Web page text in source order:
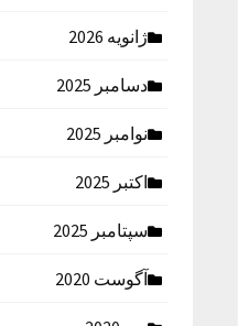
ژانویه 2026
دسامبر 2025
نوامبر 2025
اکتبر 2025
سپتامبر 2025
آگوست 2020